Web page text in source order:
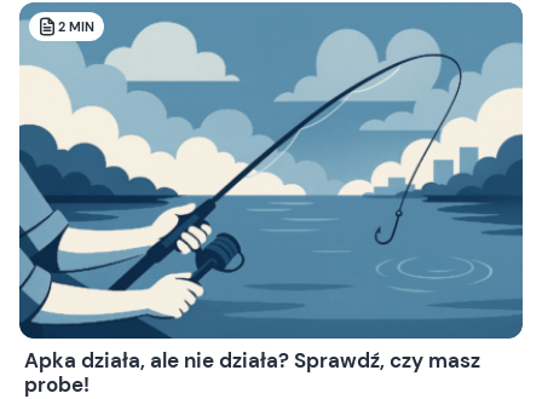
2 MIN
Apka działa, ale nie działa? Sprawdź, czy masz
probe!